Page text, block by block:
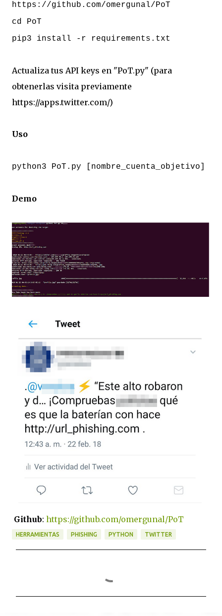
https://github.com/omergunal/PoT
cd PoT
pip3 install -r requirements.txt
Actualiza tus API keys en "PoT.py" (para
obtenerlas visita previamente
https://apps.twitter.com/)
Uso
python3 PoT.py [nombre_cuenta_objetivo]
Demo
Github: https://github.com/omergunal/PoT
HERRAMIENTAS PHISHING PYTHON TWITTER